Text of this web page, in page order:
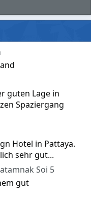
guten Lage in
Spaziergang
Hotel in Pattaya.
sehr gut...
Soi 5
gut